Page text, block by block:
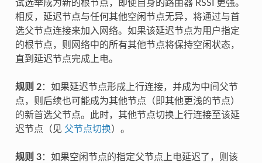
试选举成为新的根节点，即使自身的路由器 RSSI 更强。
相反，延迟节点与任何其他空闲节点无异，将通过与首
选父节点连接来加入网络。如果该延迟节点为用户指定
的根节点，则网络中的所有其他节点将保持空闲状态，
直到延迟节点完成上电。
规则 2：如果延迟节点形成上行连接，并成为中间父节
点，则后续也可能成为其他节点（即其他更浅的节点）
的新首选父节点。此时，其他节点切换上行连接至该延
迟节点（见 父节点切换）。
规则 3：如果空闲节点的指定父节点上电延迟了，则该